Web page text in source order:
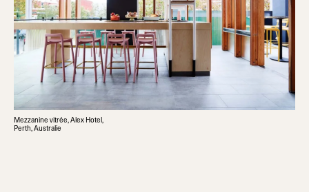
Mezzanine vitrée, Alex Hotel,
Perth, Australie